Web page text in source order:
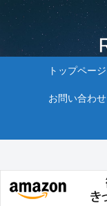
トップページ
お問い合わせ